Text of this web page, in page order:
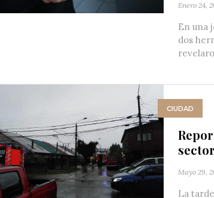
Enero 24,
En una
dos
CIUDAD
Mayo 29,
La